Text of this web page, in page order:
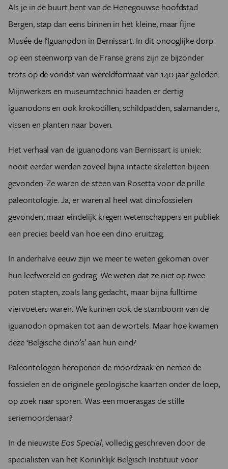
Als je in de buurt bent van de Henegouwse hoofdstad
Bergen, stap dan eens binnen in het kleine, maar fijne
Musée de l’Iguanodon in Bernissart. In dit onooglijke dorp
op een steenworp van de Franse grens zijn ze bijzonder
trots op de vondst van wereldformaat van 140 jaar geleden.
Mijnwerkers en museumtechnici haaden er dertig
iguanodons en ook krokodillen, schildpadden, salamanders,
vissen en planten naar boven.
Het verhaal van de iguanodons van Bernissart is uniek:
nooit eerder werden zoveel bijna intacte skeletten bijeen
gevonden. Ze waren de steen van Rosetta voor de prille
paleontologie. Ja, er waren al heel wat dinofossielen
gevonden, maar eindelijk kregen wetenschappers en publiek
een precies beeld van hoe een dino eruitzag.
In anderhalve eeuw zijn we meer te weten gekomen over
hun leefwereld en gedrag. We weten dat ze niet op twee
poten stapten, zoals lang gedacht, maar bijna fulltime
viervoeters waren. We kunnen ook de stamboom van de
iguanodon opmaken tot aan de wortels. Maar hoe kwamen
deze ‘Belgische dino’s’ aan hun eind?
Paleontologen heropenen de moordzaak en nemen de
fossielen en de originele geologische kaarten onder de loep,
op zoek naar sporen. Was een moerasgas de stille
seriemoordenaar?
In de nieuwsteEos Special, volledig geschreven door de
specialisten van het Koninklijk Belgisch Instituut voor